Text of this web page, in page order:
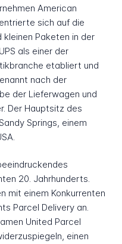
American
sich auf die
Paketen in der
als einer der
etabliert und
nach der
der Lieferwagen und
Der Hauptsitz des
Springs, einem
20. Jahrhunderts.
mit einem Konkurrenten
Parcel Delivery an.
United Parcel
einen